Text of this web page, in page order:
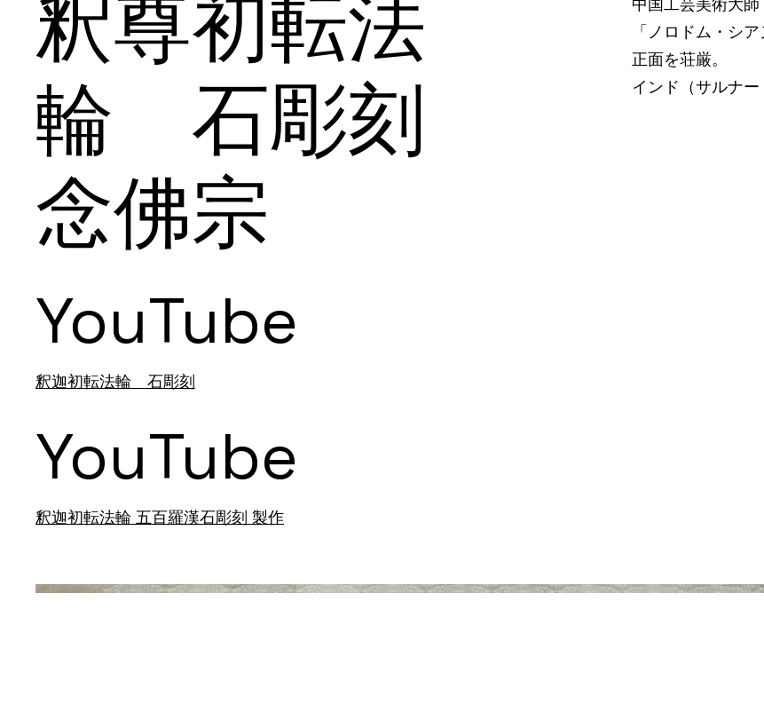
釈尊初転法
輪 石彫刻
念佛宗
YouTube
釈迦初転法輪 石彫刻
YouTube
釈迦初転法輪 五百羅漢石彫刻 製作
「ノロドム・シ
正面を荘厳。
インド（サルナ